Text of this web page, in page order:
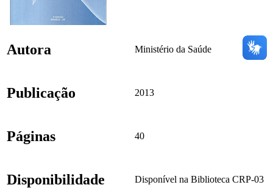
Autora Ministério da Saúde
Publicação 2013
Páginas 40
Disponibilidade Disponível na Biblioteca CRP-03